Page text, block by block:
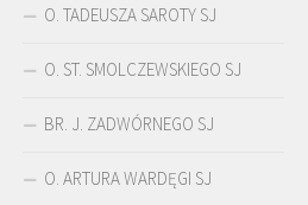
O. TADEUSZA SAROTY SJ
O. ST. SMOLCZEWSKIEGO SJ
BR. J. ZADWÓRNEGO SJ
O. ARTURA WARDĘGI SJ